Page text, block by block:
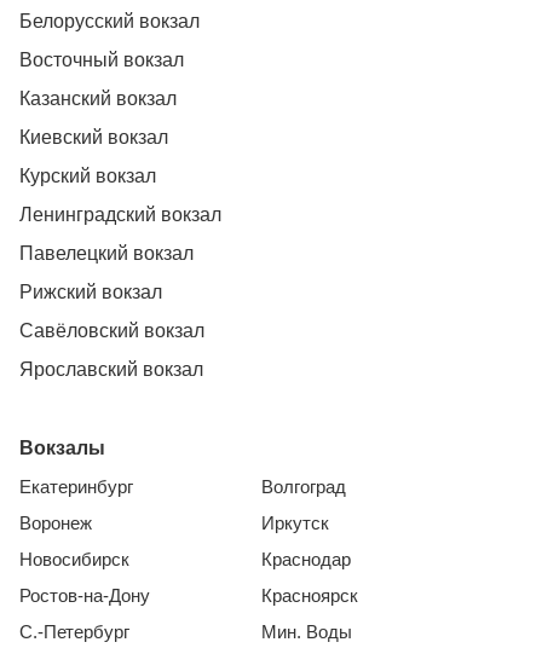
Белорусский вокзал
Восточный вокзал
Казанский вокзал
Киевский вокзал
Курский вокзал
Ленинградский вокзал
Павелецкий вокзал
Рижский вокзал
Савёловский вокзал
Ярославский вокзал
Вокзалы
Екатеринбург
Воронеж
Новосибирск
Ростов-на-Дону
С.-Петербург
Волгоград
Иркутск
Краснодар
Красноярск
Мин. Воды